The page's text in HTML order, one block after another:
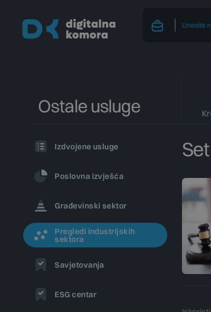
Ostale usluge
Izdvojene usluge
Poslovna izvješća
Građevinski sektor
Pregledi industrijskih
sektora
Savjetovanja
ESG centar